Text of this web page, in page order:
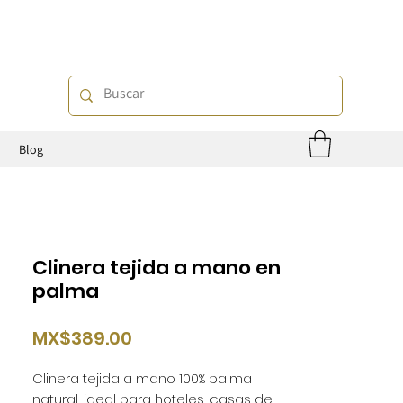
Blog
Clinera tejida a mano en
palma
MX$389.00
Clinera tejida a mano 100% palma
natural, ideal para hoteles, casas de